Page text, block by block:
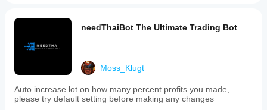
needThaiBot The Ultimate Trading Bot
Moss_Klugt
Auto increase lot on how many percent profits you made,
please try default setting before making any changes